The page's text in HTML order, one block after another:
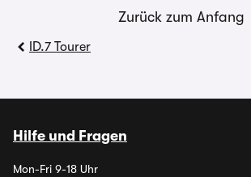
Zurück zum Anfang
ID.7 Tourer
Hilfe und Fragen
Mon-Fri 9-18 Uhr